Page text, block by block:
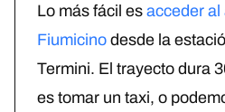
Lo más fácil es acceder al
Fiumicino desde la
Termini. El trayecto dura
es tomar un taxi, o